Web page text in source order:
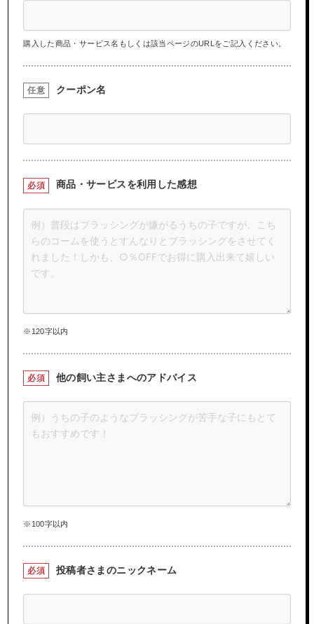
購入した商品・サービス名もしくは該当ページのURLをご記入ください。
任意 クーポン名
必須 商品・サービスを利用した感想
※120字以内
必須 他の飼い主さまへのアドバイス
※100字以内
必須 投稿者さまのニックネーム